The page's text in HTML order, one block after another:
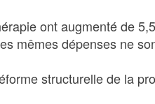
ont augmenté de
mêmes dépenses ne
structurelle de la